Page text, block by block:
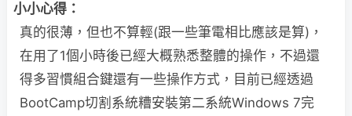
小小心得：
真的很薄，但也不算輕(跟一些筆電相比應該是算)，
在用了1個小時後已經大概熟悉整體的操作，不過還
得多習慣組合鍵還有一些操作方式，目前已經透過
BootCamp切割系統糟安裝第二系統Windows 7完